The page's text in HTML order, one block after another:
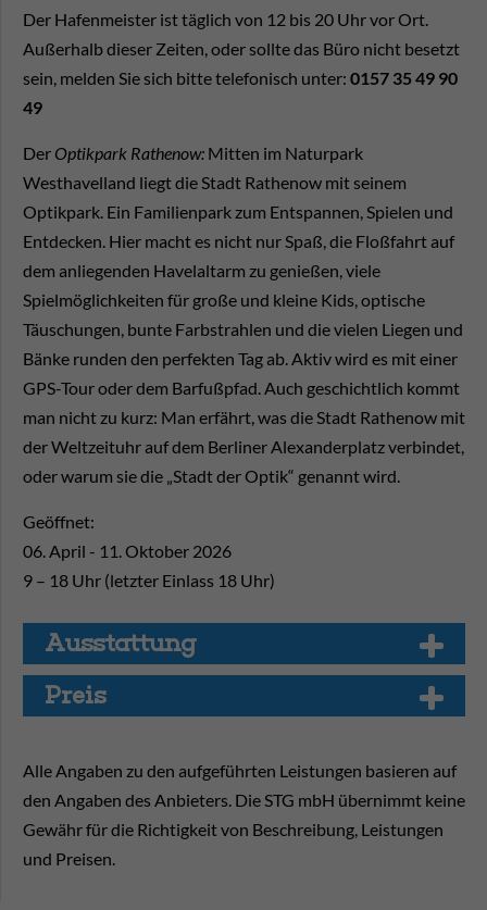
Der Hafenmeister ist täglich von 12 bis 20 Uhr vor Ort.
Außerhalb dieser Zeiten, oder sollte das Büro nicht besetzt
sein, melden Sie sich bitte telefonisch unter: 0157 35 49 90
49
Der Optikpark Rathenow: Mitten im Naturpark
Westhavelland liegt die Stadt Rathenow mit seinem
Optikpark. Ein Familienpark zum Entspannen, Spielen und
Entdecken. Hier macht es nicht nur Spaß, die Floßfahrt auf
dem anliegenden Havelaltarm zu genießen, viele
Spielmöglichkeiten für große und kleine Kids, optische
Täuschungen, bunte Farbstrahlen und die vielen Liegen und
Bänke runden den perfekten Tag ab. Aktiv wird es mit einer
GPS-Tour oder dem Barfußpfad. Auch geschichtlich kommt
man nicht zu kurz: Man erfährt, was die Stadt Rathenow mit
der Weltzeituhr auf dem Berliner Alexanderplatz verbindet,
oder warum sie die „Stadt der Optik“ genannt wird.
Geöffnet:
06. April - 11. Oktober 2026
9 – 18 Uhr (letzter Einlass 18 Uhr)
Aus­stat­tung
Preis
Alle Angaben zu den aufgeführten Leistungen basieren auf
den Angaben des Anbieters. Die STG mbH übernimmt keine
Gewähr für die Richtigkeit von Beschreibung, Leistungen
und Preisen.